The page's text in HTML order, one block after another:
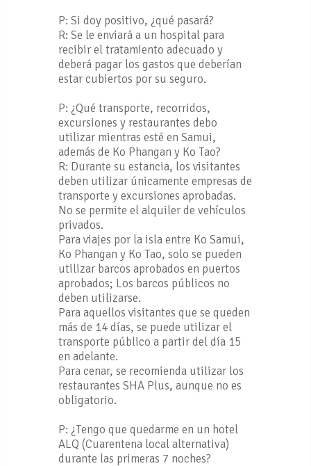
P: Si doy positivo, ¿qué pasará?
R: Se le enviará a un hospital para
recibir el tratamiento adecuado y
deberá pagar los gastos que deberían
estar cubiertos por su seguro.
P: ¿Qué transporte, recorridos,
excursiones y restaurantes debo
utilizar mientras esté en Samui,
además de Ko Phangan y Ko Tao?
R: Durante su estancia, los visitantes
deben utilizar únicamente empresas de
transporte y excursiones aprobadas.
No se permite el alquiler de vehículos
privados.
Para viajes por la isla entre Ko Samui,
Ko Phangan y Ko Tao, solo se pueden
utilizar barcos aprobados en puertos
aprobados; Los barcos públicos no
deben utilizarse.
Para aquellos visitantes que se queden
más de 14 días, se puede utilizar el
transporte público a partir del día 15
en adelante.
Para cenar, se recomienda utilizar los
restaurantes SHA Plus, aunque no es
obligatorio.
P: ¿Tengo que quedarme en un hotel
ALQ (Cuarentena local alternativa)
durante las primeras 7 noches?